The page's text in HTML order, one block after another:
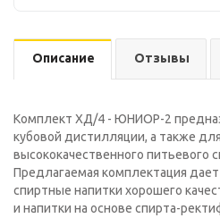
Описание Отзывы
Комплект ХД/4 - ЮНИОР-2
кубовой дистилляции, а также
высококачественного питьевого
Предлагаемая комплектация
спиртные напитки хорошего
и напитки на основе спирта-